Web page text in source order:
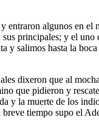
algunos en el
principales; y el uno
y salimos hasta la
dixeron que al
que pidieron y
y la muerte de los
tiempo supo el